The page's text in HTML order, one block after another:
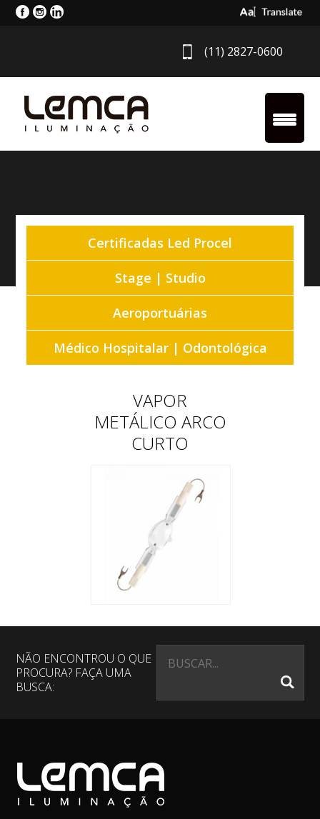
Select
(11) 2827-0600
Certificadas Led Procel
Stage | Studio
Aeroportuárias
Médico Hospitalar | Odontológica
VAPOR
METÁLICO ARCO
CURTO
NÃO ENCONTROU O QUE
PROCURA? FAÇA UMA
BUSCA: